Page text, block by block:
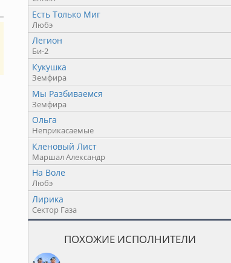
Есть Только Миг
Любэ
Легион
Би-2
Кукушка
Земфира
Мы Разбиваемся
Земфира
Ольга
Неприкасаемые
Кленовый Лист
Маршал Александр
На Воле
Любэ
Лирика
Сектор Газа
ПОХОЖИЕ ИСПОЛНИТЕЛИ